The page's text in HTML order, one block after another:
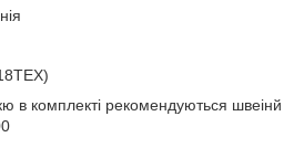
в комплекті рекомендуються швеінй